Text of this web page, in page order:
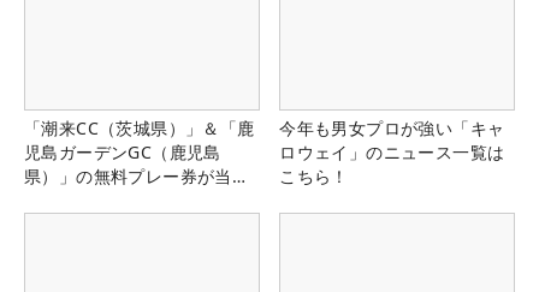
「潮来CC（茨城県）」＆「鹿
児島ガーデンGC（鹿児島
県）」の無料プレー券が当た
今年も男女プロが強い「キャ
ロウェイ」のニュース一覧は
こちら！